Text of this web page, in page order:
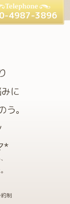
に
。
*
制
4987-3896